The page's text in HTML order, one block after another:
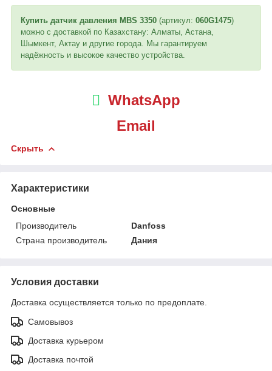
Купить датчик давления MBS 3350 (артикул: 060G1475)
можно с доставкой по Казахстану: Алматы, Астана,
Шымкент, Актау и другие города. Мы гарантируем
надёжность и высокое качество устройства.
WhatsApp
Email
Скрыть
Характеристики
Основные
Производитель
Danfoss
Страна производитель
Дания
Условия доставки
Доставка осуществляется только по предоплате.
Самовывоз
Доставка курьером
Доставка почтой